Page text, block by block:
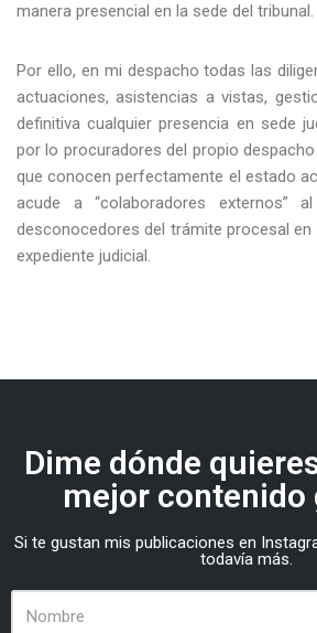
manera presencial en la sede del tribunal.
Por ello, en mi despacho todas las
actuaciones, asistencias a vistas,
definitiva cualquier presencia en sede
por lo procuradores del propio
que conocen perfectamente el estado
acude a “colaboradores externos”
desconocedores del trámite procesal en
expediente judicial.
Dime dónde
mejor contenido
Si te gustan mis publicaciones en
todavía más.